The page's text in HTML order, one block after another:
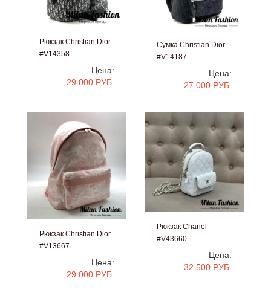
Рюкзак Christian Dior
#V14358
Цена:
29 000 РУБ.
Сумка Christian Dior
#V14187
Цена:
27 000 РУБ.
Рюкзак Christian Dior
#V13667
Цена:
29 000 РУБ.
Рюкзак Chanel
#V43660
Цена:
32 500 РУБ.